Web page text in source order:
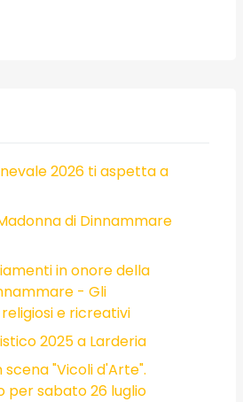
2026 ti aspetta a
di Dinnammare
in onore della
- Gli
e ricreativi
2025 a Larderia
scena "Vicoli d'Arte".
per sabato 26 luglio